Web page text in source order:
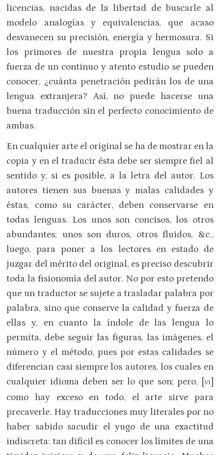
licencias, nacidas de la libertad de buscarle al
modelo analogías y equivalencias, que acaso
desvanecen su precisión, energía y hermosura. Si
los primores de nuestra propia lengua solo a
fuerza de un continuo y atento estudio se pueden
conocer, ¿cuánta penetración pedirán los de una
lengua extranjera? Así, no puede hacerse una
buena traducción sin el perfecto conocimiento de
ambas.
En cualquier arte el original se ha de mostrar en la
copia y en el traducir ésta debe ser siempre fiel al
sentido y, si es posible, a la letra del autor. Los
autores tienen sus buenas y malas calidades y
éstas, como su carácter, deben conservarse en
todas lenguas. Los unos son concisos, los otros
abundantes; unos son duros, otros fluidos, &c.,
luego, para poner a los lectores en estado de
juzgar del mérito del original, es preciso descubrir
toda la fisionomía del autor. No por esto pretendo
que un traductor se sujete a trasladar palabra por
palabra, sino que conserve la calidad y fuerza de
ellas y, en cuanto la índole de las lengua lo
permita, debe seguir las figuras, las imágenes, el
número y el método, pues por estas calidades se
diferencian casi siempre los autores, los cuales en
cualquier idioma deben ser lo que son; pero, [
VI
como hay exceso en todo, el arte sirve para
precaverle. Hay traducciones muy literales por no
haber sabido sacudir el yugo de una exactitud
indiscreta: tan difícil es conocer los límites de una